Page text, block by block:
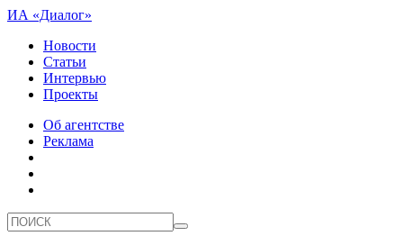
ИА «Диалог»
Новости
Статьи
Интервью
Проекты
Об агентстве
Реклама